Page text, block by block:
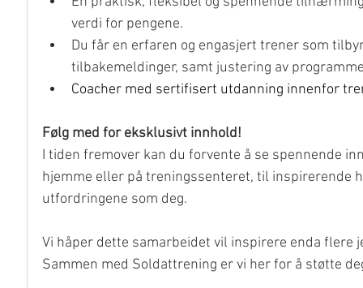
verdi for pengene.
Du får en erfaren og engasjert trener som
tilbakemeldinger, samt justering av
Coacher med sertifisert utdanning innenfor
Følg med for eksklusivt innhold!
I tiden fremover kan du forvente å se spennende
hjemme eller på treningssenteret, til
utfordringene som deg.
Vi håper dette samarbeidet vil inspirere enda
Sammen med Soldattrening er vi her for å støtte